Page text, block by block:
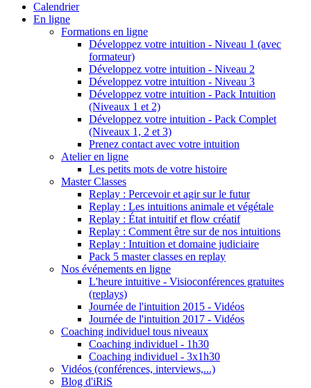
Calendrier
En ligne
Formations en ligne
Développez votre intuition - Niveau 1 (avec
formateur)
Développez votre intuition - Niveau 2
Développez votre intuition - Niveau 3
Développez votre intuition - Pack Intuition
(Niveaux 1 et 2)
Développez votre intuition - Pack Complet
(Niveaux 1, 2 et 3)
Prenez contact avec votre intuition
Atelier en ligne
Les petits mots de votre histoire
Master Classes
Replay : Percevoir et agir sur le futur
Replay : Les intuitions animale et végétale
Replay : État intuitif et flow créatif
Replay : Comment être sur de nos intuitions
Replay : Intuition et domaine judiciaire
Pack 5 master classes en replay
Nos événements en ligne
L'heure intuitive - Visioconférences gratuites
(replays)
Journée de l'intuition 2015 - Vidéos
Journée de l'intuition 2017 - Vidéos
Coaching individuel tous niveaux
Coaching individuel - 1h30
Coaching individuel - 3x1h30
Vidéos (conférences, interviews,...)
Blog d'iRiS